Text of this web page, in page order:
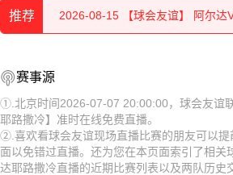
推荐 2026-08-15 【球会友谊】 阿尔达
2026-08-15 【球会友谊】 阿尔达
2026-08-15 【球会友谊】 阿尔达
2026-08-15 【球会友谊】 阿尔达
2026-08-15 【球会友谊】 阿尔达
赛事源
①.北京时间2026-07-07 20:00:00，球会友谊
耶路撒冷】准时在线免费直播。
②.喜欢看球会友谊现场直播比赛的朋友可以提
面以免错过直播。还为您在本页面索引了相关
达耶路撒冷直播的近期比赛列表以及两队历史